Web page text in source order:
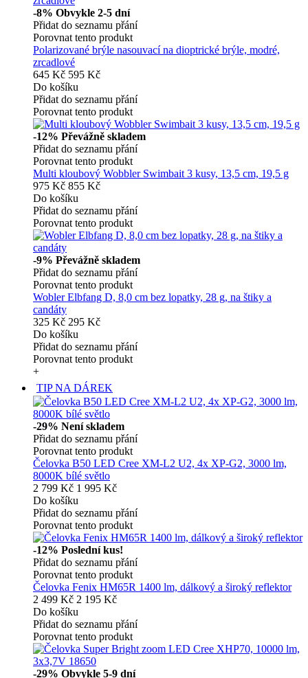
-8% Obvykle 2-5 dní
Přidat do seznamu přání
Porovnat tento produkt
Polarizované brýle nasouvací na dioptrické brýle, modré,
zrcadlové
645 Kč 595 Kč
Do košíku
Přidat do seznamu přání
Porovnat tento produkt
-12% Převážně skladem
Přidat do seznamu přání
Porovnat tento produkt
Multi kloubový Wobbler Swimbait 3 kusy, 13,5 cm, 19,5 g
975 Kč 855 Kč
Do košíku
Přidat do seznamu přání
Porovnat tento produkt
-9% Převážně skladem
Přidat do seznamu přání
Porovnat tento produkt
Wobler Elbfang D, 8,0 cm bez lopatky, 28 g, na štiky a
candáty
325 Kč 295 Kč
Do košíku
Přidat do seznamu přání
Porovnat tento produkt
+
TIP NA DÁREK
-29% Není skladem
Přidat do seznamu přání
Porovnat tento produkt
Čelovka B50 LED Cree XM-L2 U2, 4x XP-G2, 3000 lm,
8000K bílé světlo
2 799 Kč 1 995 Kč
Do košíku
Přidat do seznamu přání
Porovnat tento produkt
-12% Poslední kus!
Přidat do seznamu přání
Porovnat tento produkt
Čelovka Fenix HM65R 1400 lm, dálkový a široký reflektor
2 499 Kč 2 195 Kč
Do košíku
Přidat do seznamu přání
Porovnat tento produkt
-29% Obvykle 5-9 dní